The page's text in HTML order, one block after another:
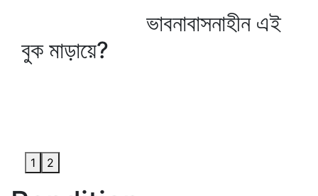
ভাবনাবাসনাহীন এই
বুক মাড়ায়ে?
1 2